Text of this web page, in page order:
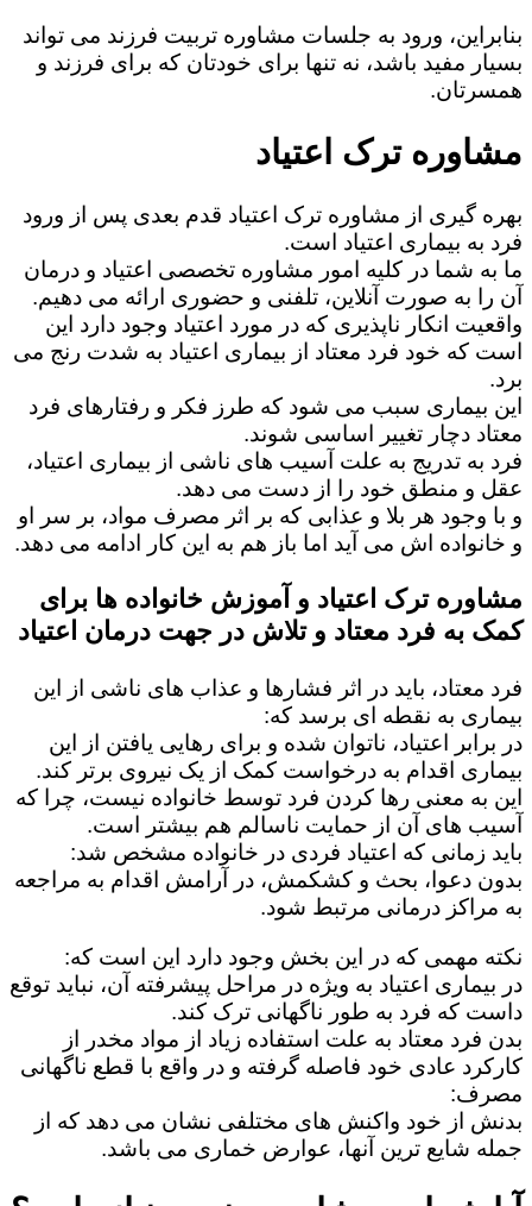
بنابراین، ورود به جلسات مشاوره تربیت فرزند می تواند
بسیار مفید باشد، نه تنها برای خودتان که برای فرزند و
همسرتان.
مشاوره ترک اعتیاد
بهره گیری از مشاوره ترک اعتیاد قدم بعدی پس از ورود
فرد به بیماری اعتیاد است.
ما به شما در کلیه امور مشاوره تخصصی اعتیاد و درمان
آن را به صورت آنلاین، تلفنی و حضوری ارائه می دهیم.
واقعیت انکار ناپذیری که در مورد اعتیاد وجود دارد این
است که خود فرد معتاد از بیماری اعتیاد به شدت رنج می
برد.
این بیماری سبب می شود که طرز فکر و رفتارهای فرد
معتاد دچار تغییر اساسی شوند.
فرد به تدریج به علت آسیب های ناشی از بیماری اعتیاد،
عقل و منطق خود را از دست می دهد.
و با وجود هر بلا و عذابی که بر اثر مصرف مواد، بر سر او
و خانواده اش می آید اما باز هم به این کار ادامه می دهد.
مشاوره ترک اعتیاد و آموزش خانواده ها برای
کمک به فرد معتاد و تلاش در جهت درمان اعتیاد
فرد معتاد، باید در اثر فشارها و عذاب های ناشی از این
بیماری به نقطه ای برسد که:
در برابر اعتیاد، ناتوان شده و برای رهایی یافتن از این
بیماری اقدام به درخواست کمک از یک نیروی برتر کند.
این به معنی رها کردن فرد توسط خانواده نیست، چرا که
آسیب های آن از حمایت ناسالم هم بیشتر است.
باید زمانی که اعتیاد فردی در خانواده مشخص شد:
بدون دعوا، بحث و کشکمش، در آرامش اقدام به مراجعه
به مراکز درمانی مرتبط شود.
نکته مهمی که در این بخش وجود دارد این است که:
در بیماری اعتیاد به ویژه در مراحل پیشرفته آن، نباید توقع
داست که فرد به طور ناگهانی ترک کند.
بدن فرد معتاد به علت استفاده زیاد از مواد مخدر از
کارکرد عادی خود فاصله گرفته و در واقع با قطع ناگهانی
مصرف:
بدنش از خود واکنش های مختلفی نشان می دهد که از
جمله شایع ترین آنها، عوارض خماری می باشد.